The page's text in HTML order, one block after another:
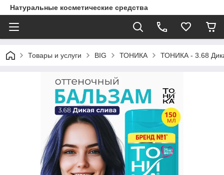
Натуральные косметические средства
Товары и услуги BIG ТОНИКА ТОНИКА - 3.68